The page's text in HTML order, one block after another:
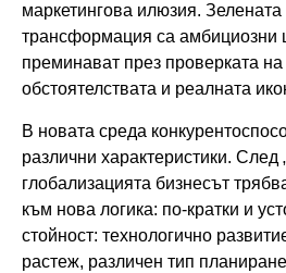
маркетингова илюзия. Зелената
трансформация са амбициозни
преминават през проверката
обстоятелствата и реалната
В новата среда
различни характеристики. След
глобализацията бизнесът
към нова логика: по-кратки и
стойност: технологично
растеж, различен тип